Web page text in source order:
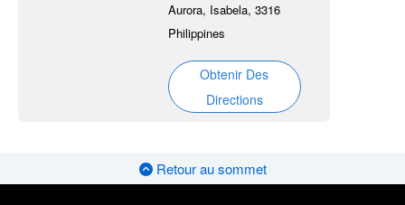
Aurora, Isabela, 3316
Philippines
Obtenir Des
Directions
Retour au sommet